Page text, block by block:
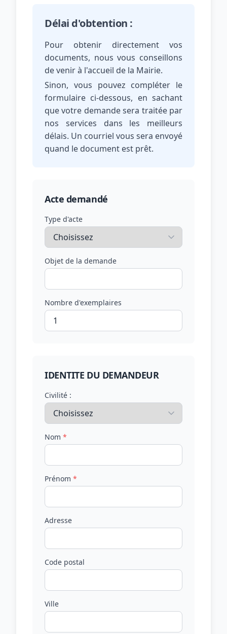
Délai d'obtention :
Pour obtenir directement vos
documents, nous vous conseillons
de venir à l'accueil de la Mairie.
Sinon, vous pouvez compléter le
formulaire ci-dessous, en sachant
que votre demande sera traitée par
nos services dans les meilleurs
délais. Un courriel vous sera envoyé
quand le document est prêt.
Acte demandé
Type d'acte
Objet de la demande
Nombre d'exemplaires
IDENTITE DU DEMANDEUR
Civilité :
Nom *
Prénom *
Adresse
Code postal
Ville